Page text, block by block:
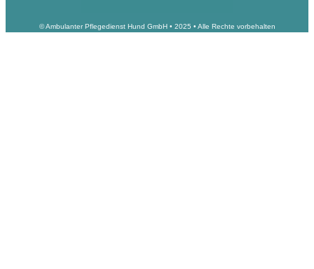
© Ambulanter Pflegedienst Hund GmbH • 2025 • Alle Rechte vorbehalten